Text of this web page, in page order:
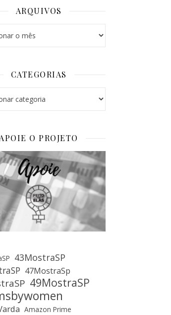
ARQUIVOS
CATEGORIAS
APOIE O PROJETO
43MostraSP
47MostraSp
49MostraSP
Amazon Prime